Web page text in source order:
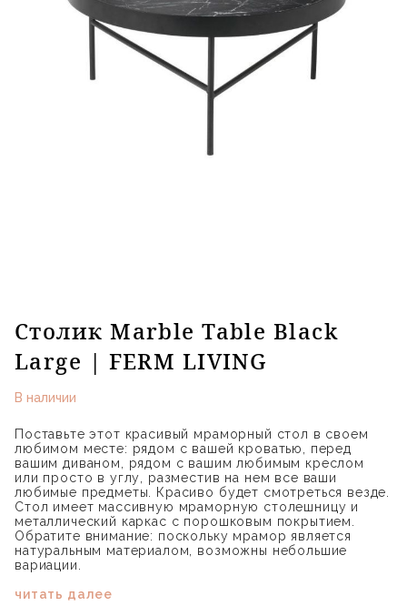
Столик Marble Table Black
Large | FERM LIVING
В наличии
Поставьте этот красивый мраморный стол в своем
любимом месте: рядом с вашей кроватью, перед
вашим диваном, рядом с вашим любимым креслом
или просто в углу, разместив на нем все ваши
любимые предметы. Красиво будет смотреться везде.
Стол имеет массивную мраморную столешницу и
металлический каркас с порошковым покрытием.
Обратите внимание: поскольку мрамор является
натуральным материалом, возможны небольшие
вариации.
читать далее